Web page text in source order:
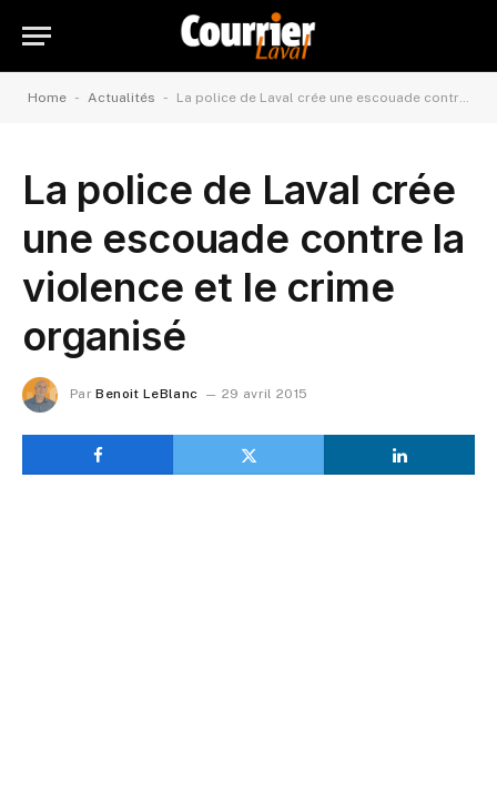
Home - Actualités - La police de Laval crée une escouade contre la violence et le crime organisé
La police de Laval crée
une escouade contre la
violence et le crime
organisé
Par Benoit LeBlanc 29 avril 2015